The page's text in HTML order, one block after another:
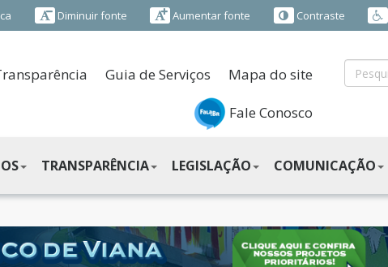
Diminuir fonte Aumentar fonte Contraste
Guia de Serviços Mapa do site
Fale Conosco
TRANSPARÊNCIA LEGISLAÇÃO COMUNICAÇÃO